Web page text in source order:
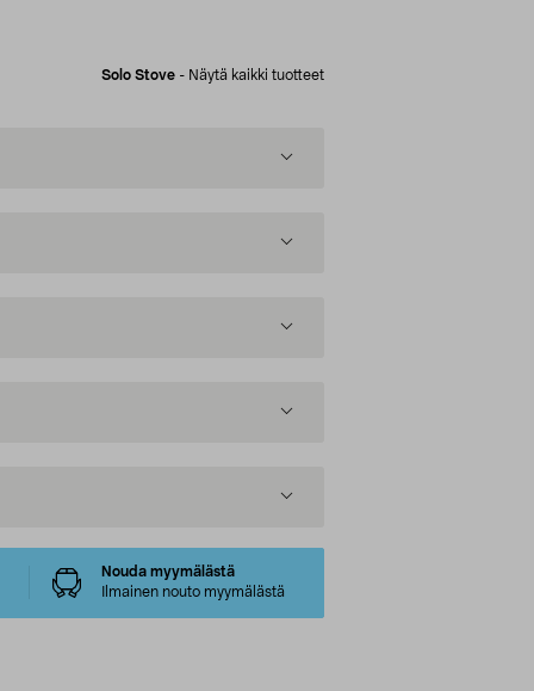
Solo Stove - Näytä kaikki tuotteet
Nouda myymälästä
Ilmainen nouto myymälästä